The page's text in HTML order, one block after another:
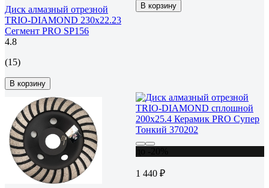
Диск алмазный отрезной
TRIO-DIAMOND 230x22.23
Сегмент PRO SP156
4.8
(15)
В корзину
В корзину
1 440 ₽